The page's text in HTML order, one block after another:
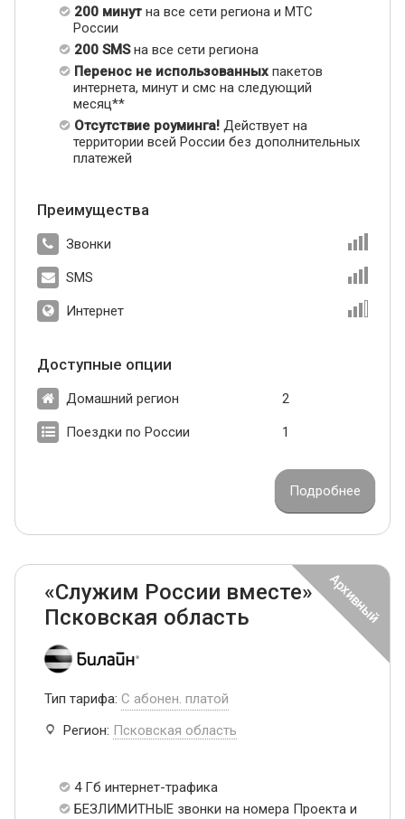
200 минут на все сети региона и МТС
России
200 SMSна все сети региона
Перенос не использованных пакетов
интернета, минут и смс на следующий
месяц**
Отсутствие роуминга! Действует на
территории всей России без дополнительных
платежей
Преимущества
Звонки
SMS
Интернет
Доступные опции
Домашний регион 2
Поездки по России 1
Подробнее
«Служим России вместе»
Псковская область
Тип тарифа: С абонен. платой
Регион: Псковская область
4 Гб интернет-трафика
БЕЗЛИМИТНЫЕ звонки на номера Проекта и